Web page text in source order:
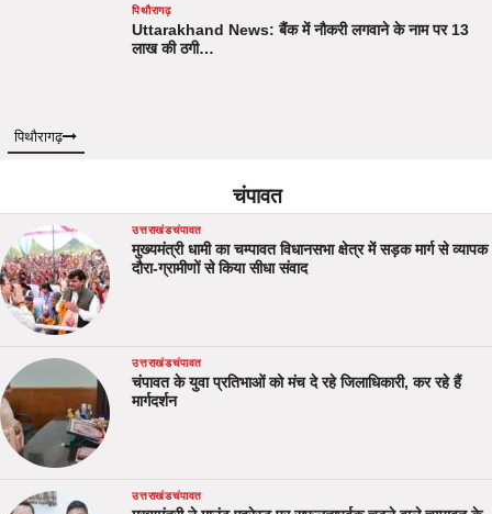
पिथौरागढ़
Uttarakhand News: बैंक में नौकरी लगवाने के नाम पर 13
लाख की ठगी…
पिथौरागढ़
चंपावत
उत्तराखंडचंपावत
मुख्यमंत्री धामी का चम्पावत विधानसभा क्षेत्र में सड़क मार्ग से व्यापक
दौरा-ग्रामीणों से किया सीधा संवाद
उत्तराखंडचंपावत
चंपावत के युवा प्रतिभाओं को मंच दे रहे जिलाधिकारी, कर रहे हैं
मार्गदर्शन
उत्तराखंडचंपावत